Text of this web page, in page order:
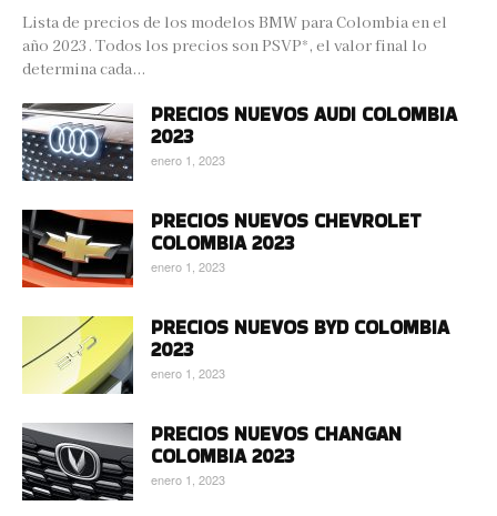
Lista de precios de los modelos BMW para Colombia en el
año 2023. Todos los precios son PSVP*, el valor final lo
determina cada...
PRECIOS NUEVOS AUDI COLOMBIA
2023
enero 1, 2023
PRECIOS NUEVOS CHEVROLET
COLOMBIA 2023
enero 1, 2023
PRECIOS NUEVOS BYD COLOMBIA
2023
enero 1, 2023
PRECIOS NUEVOS CHANGAN
COLOMBIA 2023
enero 1, 2023